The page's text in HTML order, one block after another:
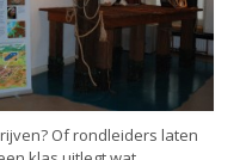
Of rondleiders laten